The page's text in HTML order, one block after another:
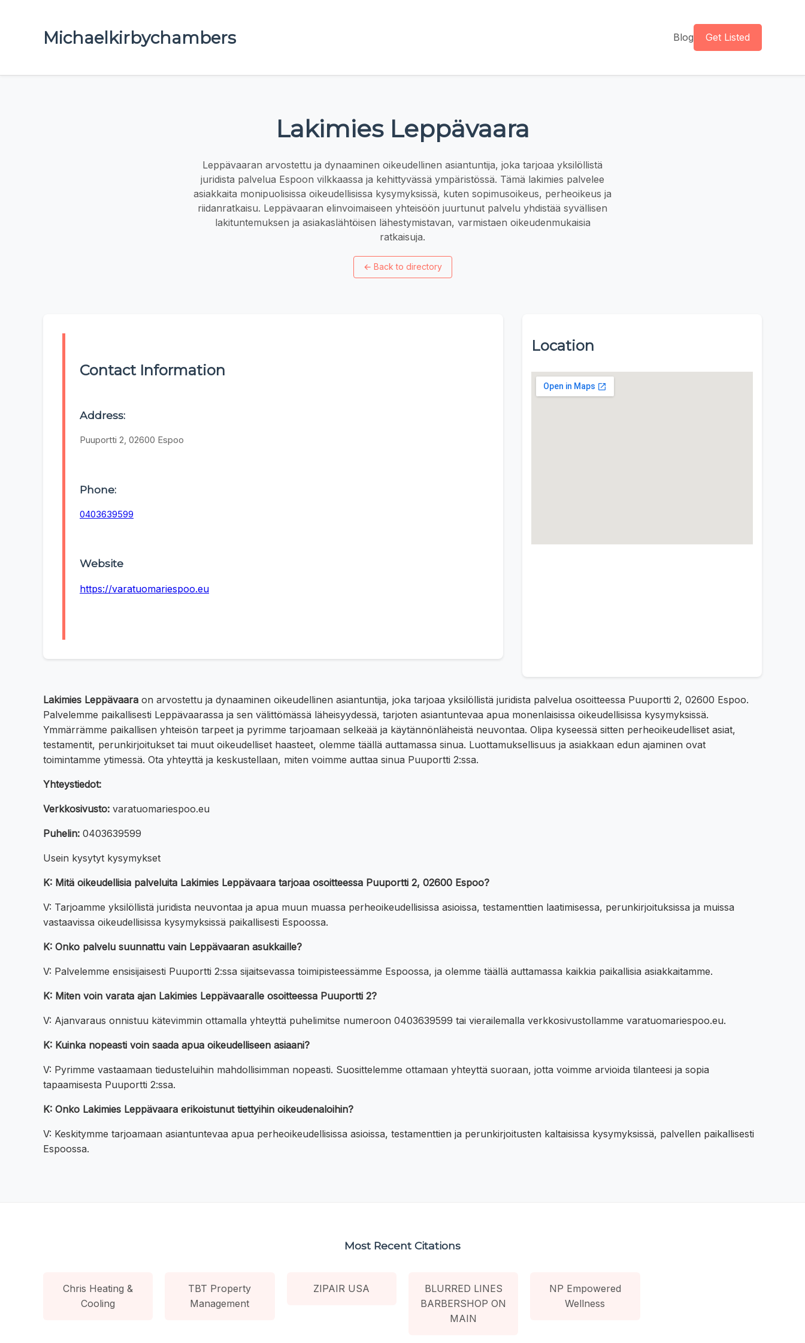
Michaelkirbychambers Blog Get Listed
Lakimies Leppävaara
Leppävaaran arvostettu ja dynaaminen oikeudellinen asiantuntija, joka tarjoaa yksilöllistä
juridista palvelua Espoon vilkkaassa ja kehittyvässä ympäristössä. Tämä lakimies palvelee
asiakkaita monipuolisissa oikeudellisissa kysymyksissä, kuten sopimusoikeus, perheoikeus ja
riidanratkaisu. Leppävaaran elinvoimaiseen yhteisöön juurtunut palvelu yhdistää syvällisen
lakituntemuksen ja asiakaslähtöisen lähestymistavan, varmistaen oikeudenmukaisia
ratkaisuja.
← Back to directory
Contact Information
Address:
Puuportti 2, 02600 Espoo
Phone:
0403639599
Website
https://varatuomariespoo.eu
Location
Lakimies Leppävaara on arvostettu ja dynaaminen oikeudellinen asiantuntija, joka tarjoaa yksilöllistä juridista palvelua osoitteessa Puuportti 2, 02600 Espoo.
Palvelemme paikallisesti Leppävaarassa ja sen välittömässä läheisyydessä, tarjoten asiantuntevaa apua monenlaisissa oikeudellisissa kysymyksissä.
Ymmärrämme paikallisen yhteisön tarpeet ja pyrimme tarjoamaan selkeää ja käytännönläheistä neuvontaa. Olipa kyseessä sitten perheoikeudelliset asiat,
testamentit, perunkirjoitukset tai muut oikeudelliset haasteet, olemme täällä auttamassa sinua. Luottamuksellisuus ja asiakkaan edun ajaminen ovat
toimintamme ytimessä. Ota yhteyttä ja keskustellaan, miten voimme auttaa sinua Puuportti 2:ssa.
Yhteystiedot:
Verkkosivusto: varatuomariespoo.eu
Puhelin: 0403639599
Usein kysytyt kysymykset
K: Mitä oikeudellisia palveluita Lakimies Leppävaara tarjoaa osoitteessa Puuportti 2, 02600 Espoo?
V: Tarjoamme yksilöllistä juridista neuvontaa ja apua muun muassa perheoikeudellisissa asioissa, testamenttien laatimisessa, perunkirjoituksissa ja muissa
vastaavissa oikeudellisissa kysymyksissä paikallisesti Espoossa.
K: Onko palvelu suunnattu vain Leppävaaran asukkaille?
V: Palvelemme ensisijaisesti Puuportti 2:ssa sijaitsevassa toimipisteessämme Espoossa, ja olemme täällä auttamassa kaikkia paikallisia asiakkaitamme.
K: Miten voin varata ajan Lakimies Leppävaaralle osoitteessa Puuportti 2?
V: Ajanvaraus onnistuu kätevimmin ottamalla yhteyttä puhelimitse numeroon 0403639599 tai vierailemalla verkkosivustollamme varatuomariespoo.eu.
K: Kuinka nopeasti voin saada apua oikeudelliseen asiaani?
V: Pyrimme vastaamaan tiedusteluihin mahdollisimman nopeasti. Suosittelemme ottamaan yhteyttä suoraan, jotta voimme arvioida tilanteesi ja sopia
tapaamisesta Puuportti 2:ssa.
K: Onko Lakimies Leppävaara erikoistunut tiettyihin oikeudenaloihin?
V: Keskitymme tarjoamaan asiantuntevaa apua perheoikeudellisissa asioissa, testamenttien ja perunkirjoitusten kaltaisissa kysymyksissä, palvellen paikallisesti
Espoossa.
Most Recent Citations
Chris Heating &
Cooling
TBT Property
Management
ZIPAIR USA
BLURRED LINES
BARBERSHOP ON
MAIN
NP Empowered
Wellness